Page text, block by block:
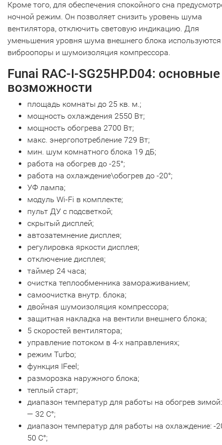
Кроме того, для обеспечения спокойного сна
ночной режим. Он позволяет снизить уровень шума
вентилятора, отключить световую индикацию. Для
уменьшения уровня шума внешнего блока используются
виброопоры и шумоизоляция компрессора.
Funai RAC-I-SG25HP.D04: основные
возможности
площадь комнаты до 25 кв. м.;
мощность охлаждения 2550 Вт;
мощность обогрева 2700 Вт;
макс. энергопотребление 729 Вт;
мин. шум комнатного блока 19 дБ;
работа на обогрев до -25°;
работа на охлаждение\обогрев до -20°;
УФ лампа;
модуль Wi-Fi в комплекте;
пульт ДУ с подсветкой;
скрытый дисплей;
автозатемнение дисплея;
регулировка яркости дисплея;
отключение дисплея;
таймер 24 часа;
очистка теплообменника замораживанием;
самоочистка внутр. блока;
двойная шумоизоляция компрессора;
защитная накладка на вентили внешнего блока;
5 скоростей вентилятора;
управление потоком в 4-х направлениях;
режим Turbo;
функция IFeel;
разморозка наружного блока;
теплый старт;
диапазон температур для работы на обогрев
— 32 С°;
диапазон температур для работы на охлаждение: -
50 С°;